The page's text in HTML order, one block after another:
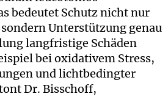
bedeutet Schutz nicht nur
Unterstützung genau
langfristige Schäden
bei oxidativem Stress,
und lichtbedingter
Dr. Bisschoff,